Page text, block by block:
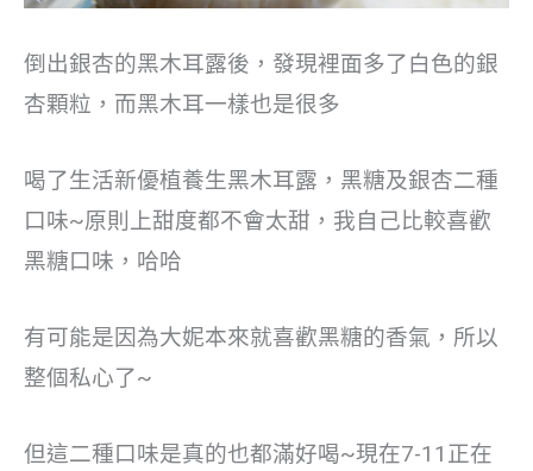
倒出銀杏的黑木耳露後，發現裡面多了白色的銀
杏顆粒，而黑木耳一樣也是很多
喝了生活新優植養生黑木耳露，黑糖及銀杏二種
口味~原則上甜度都不會太甜，我自己比較喜歡
黑糖口味，哈哈
有可能是因為大妮本來就喜歡黑糖的香氣，所以
整個私心了~
但這二種口味是真的也都滿好喝~現在7-11正在